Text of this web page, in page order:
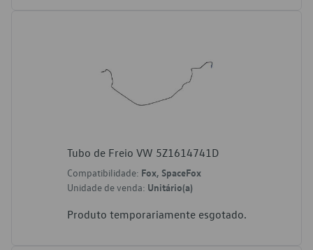
Tubo de Freio VW 5Z1614741D
Compatibilidade: Fox, SpaceFox
Unidade de venda: Unitário(a)
Produto temporariamente esgotado.